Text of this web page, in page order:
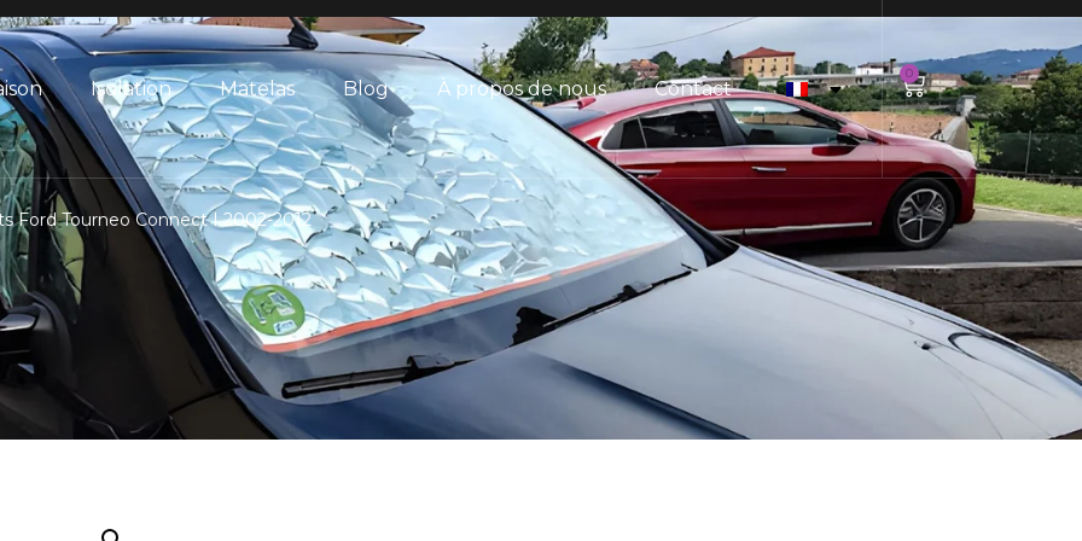
Isolation Matelas Blog À propos de nous Contact
0
Tourneo Connect I 2002-2012